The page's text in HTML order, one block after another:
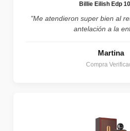
Billie Eilish Edp
"Me atendieron super bien al
antelación a la
Martina
Compra